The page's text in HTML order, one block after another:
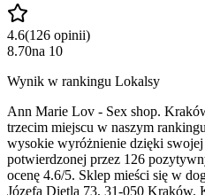
4.6(126 opinii)
8.70na 10
Wynik w rankingu Lokalsy
Ann Marie Lov - Sex shop.
trzecim miejscu w naszym
wysokie wyróżnienie dzięki swojej
potwierdzonej przez 126
ocenę 4.6/5. Sklep mieści się w
Józefa Dietla 73, 31-050 Kraków.